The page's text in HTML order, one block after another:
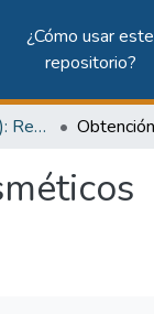
¿Cómo usar este
repositorio?
Vol. 10 Núm. 1 (2019): Revista Prisma Tecnológico